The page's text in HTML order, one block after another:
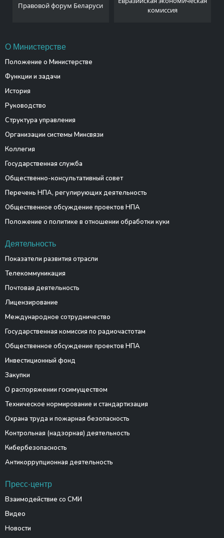
комиссия
статистический комитет
Республики Беларусь
О Министерстве
Положение о Министерстве
Функции и задачи
История
Руководство
Структура управления
Организации системы Минсвязи
Коллегия
Государственная служба
Общественно-консультативный совет
Перечень НПА, регулирующих деятельность
Общественное обсуждение проектов НПА
Положение о политике в отношении обработки куки
Деятельность
Показатели развития отрасли
Телекоммуникация
Почтовая деятельность
Лицензирование
Международное сотрудничество
Государственная комиссия по радиочастотам
Общественное обсуждение проектов НПА
Инвестиционный фонд
Закупки
О распоряжении госимуществом
Техническое нормирование и стандартизация
Охрана труда и пожарная безопасность
Контрольная (надзорная) деятельность
Кибербезопасность
Антикоррупционная деятельность
Пресс-центр
Взаимодействие со СМИ
Видео
Новости